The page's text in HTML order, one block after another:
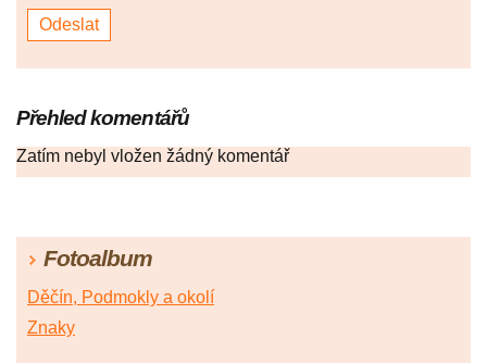
Přehled komentářů
Zatím nebyl vložen žádný komentář
Fotoalbum
Děčín, Podmokly a okolí
Znaky